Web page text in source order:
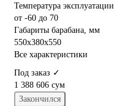
Температура эксплуатации
от -60 до 70
Габариты барабана, мм
550x380x550
Все характеристики
Под заказ ✓
1 388 606 сум
Закончился